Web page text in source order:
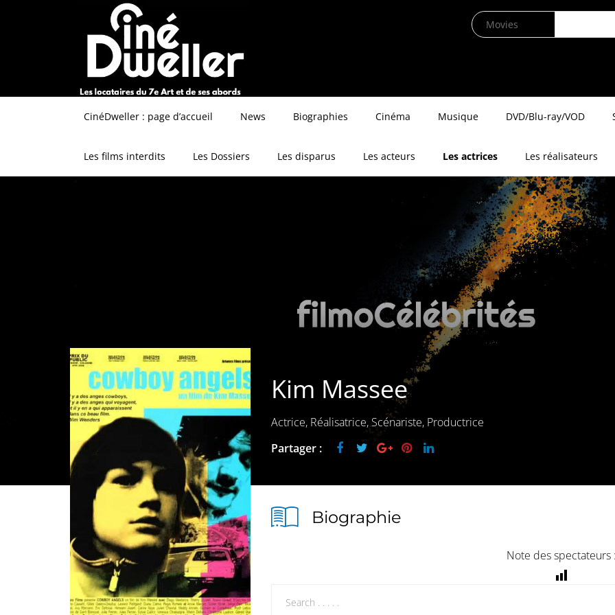
CinéDweller : page d’accueil News Biographies Cinéma Musique DVD/Blu-ray/VOD
Les films interdits Les Dossiers Les disparus Les acteurs Les actrices Les réalisateurs
Kim Massee
Actrice, Réalisatrice, Scénariste, Productrice
Partager :
Biographie
Note des spectateurs